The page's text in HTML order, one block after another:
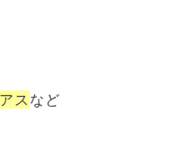
ス など